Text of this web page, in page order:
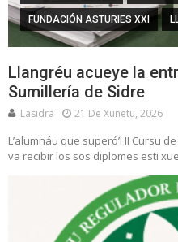
FUNDACIÓN ASTURIES XXI
Llangréu acueye la
Sumillería de Sidre
Lasidra 21 De Xunetu, 2026
L’alumnáu que superó’l II Cursu
va recibir los sos diplomes esti